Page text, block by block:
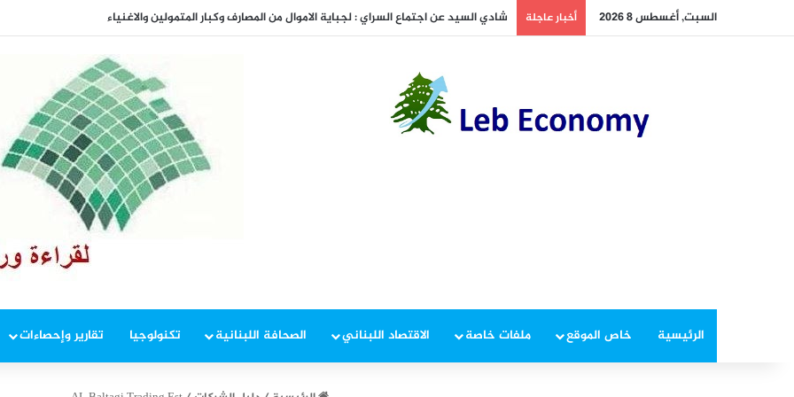
السبت, أغسطس 8 2026 أخبار عاجلة أخطر ما دار داخل غرفة المفاوضات
الرئيسية خاص الموقع ملفات خاصة الاقتصاد اللبناني الصحافة اللبنانية تكنولوجيا تقارير وإحصاءات